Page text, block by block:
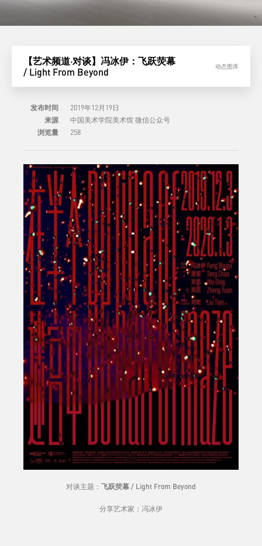
【艺术频道·对谈】冯冰伊：飞跃荧幕
/ Light From Beyond
动态图库
发布时间
2019年12月19日
来源
中国美术学院美术馆 微信公众号
浏览量
258
对谈主题： 飞跃荧幕 / Light From Beyond
分享艺术家：冯冰伊